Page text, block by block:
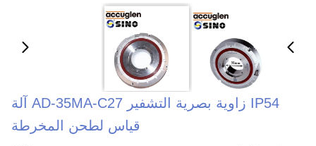
IP54 زاوية بصرية التشفير AD-35MA-C27 آلة
قياس لطحن المخرطة